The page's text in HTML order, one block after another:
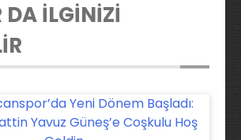
DA İLGİNİZİ